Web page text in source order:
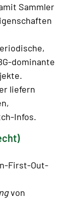
Sammler
dominante
liefern
Infos.
First-Out-
von